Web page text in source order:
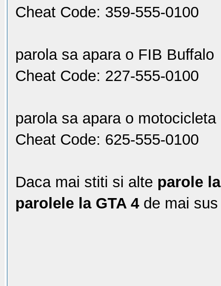
Cheat Code: 359-555-0100
parola sa apara o FIB Buffalo
Cheat Code: 227-555-0100
parola sa apara o
Cheat Code: 625-555-0100
Daca mai stiti si alte parole
parolele la GTA 4 de mai